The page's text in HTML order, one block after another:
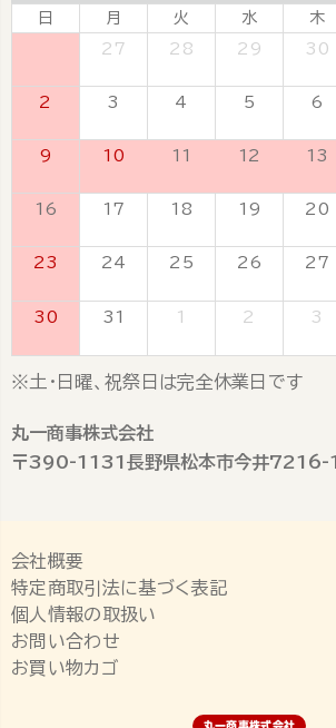
日 月 火 水 木
27 28 29 30
2 3 4 5 6
9 10 11 12 13
16 17 18 19 20
23 24 25 26 27
30 31 1 2 3
※土・日曜、祝祭日は完全休業日です
丸一商事株式会社
〒390-1131長野県松本市今井7216-1
会社概要
特定商取引法に基づく表記
個人情報の取扱い
お問い合わせ
お買い物カゴ
丸一商事株式会社